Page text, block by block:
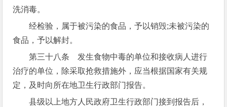
洗消毒。
经检验，属于被污染的食品，予以销毁;未被污染的
食品，予以解封。
第三十八条 发生食物中毒的单位和接收病人进行
治疗的单位，除采取抢救措施外，应当根据国家有关规
定，及时向所在地卫生行政部门报告。
县级以上地方人民政府卫生行政部门接到报告后，